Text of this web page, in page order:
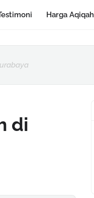
Harga Aqiqah
di